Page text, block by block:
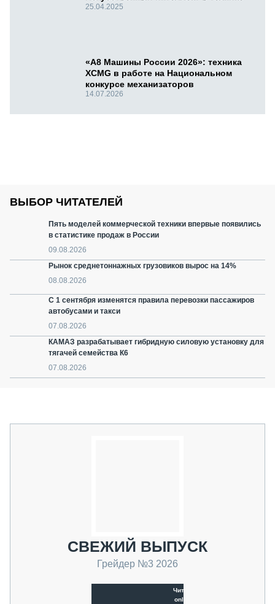
25.04.2025
«А8 Машины России 2026»: техника
XCMG в работе на Национальном
конкурсе механизаторов
14.07.2026
ВЫБОР ЧИТАТЕЛЕЙ
Пять моделей коммерческой техники впервые появились
в статистике продаж в России
09.08.2026
Рынок среднетоннажных грузовиков вырос на 14%
08.08.2026
С 1 сентября изменятся правила перевозки пассажиров
автобусами и такси
07.08.2026
КАМАЗ разрабатывает гибридную силовую установку для
тягачей семейства К6
07.08.2026
СВЕЖИЙ ВЫПУСК
Грейдер №3 2026
Читать
online